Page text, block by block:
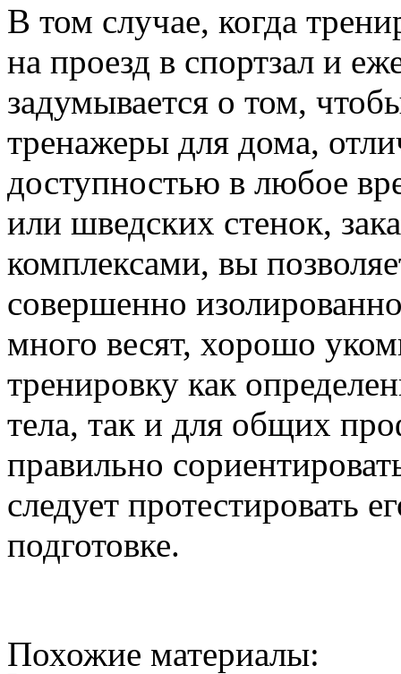
В том случае, когда
на проезд в спортзал и
задумывается о том,
тренажеры для дома,
доступностью в любое
или шведских стенок,
комплексами, вы
совершенно
много весят, хорошо
тренировку как
тела, так и для общих
правильно
следует протестировать
подготовке.
Похожие материалы: